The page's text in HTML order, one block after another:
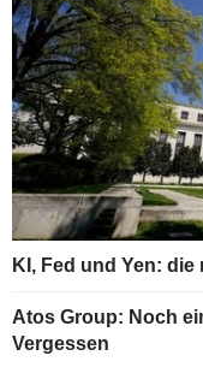
KI, Fed und Yen:
Atos Group: Noch
Vergessen